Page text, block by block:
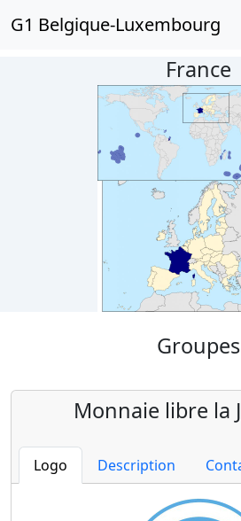
G1 Belgique-Luxembourg
France
Groupes
Monnaie libre la
Logo Description